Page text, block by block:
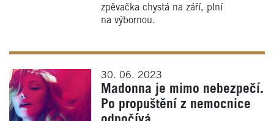
zpěvačka chystá na září, plní
na výbornou.
30. 06. 2023
Madonna je mimo nebezpečí.
Po propuštění z nemocnice